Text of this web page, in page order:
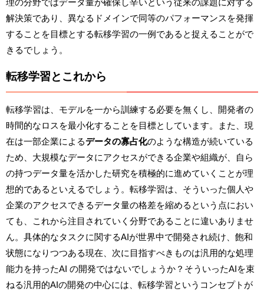
理の分野ではデータ量が確保し辛いという従来の課題に対する
解決策であり、異なるドメインで同等のパフォーマンスを発揮
することを目標とする転移学習の一例であると捉えることがで
きるでしょう。
転移学習とこれから
転移学習は、モデルを一から訓練する必要を無くし、開発者の
時間的なロスを最小化することを目標としています。また、現
在は一部企業によるデータの寡占化のような構造が続いている
ため、大規模なデータにアクセスができる企業や組織が、自ら
の持つデータ量を活かした研究を積極的に進めていくことが理
想的であるといえるでしょう。転移学習は、そういった個人や
企業のアクセスできるデータ量の格差を縮めるという点におい
ても、これから注目されていく分野であることに違いありませ
ん。具体的なタスクに関するAIが世界中で開発され続け、飽和
状態になりつつある現在、次に目指すべきものは汎用的な処理
能力を持ったAI の開発ではないでしょうか？そういったAIを束
ねる汎用的AIの開発の中心には、転移学習というコンセプトが